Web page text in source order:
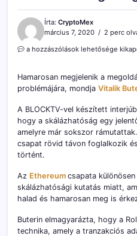
Írta: CryptoMex
március 7, 2020
2 perc
Hamarosan
Ethereum
skálázhatósági
bejegyzéshez
a hozzászólások lehetősége
Hamarosan megjelenik a
problémájára, mondja Vitalik
A BLOCKTV-vel készített
hogy a skálázhatóság egy
amelyre már sokszor
csapat rövid távon foglalkozik
történt.
Az Ethereum csapata
skálázhatósági kutatás miatt,
halad és hamarosan meg is
Buterin elmagyarázta, hogy a
technika, amely a tranzakciós